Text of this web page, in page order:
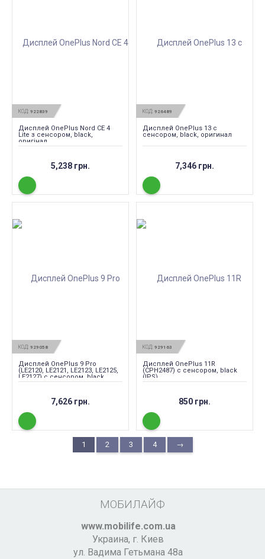
КОД: 922839
Дисплей OnePlus Nord CE 4
Lite з сенсором, black,
оригінал
5,238 грн.
КОД: 926489
Дисплей OnePlus 13 c
сенсором, black, оригинал
7,346 грн.
КОД: 929058
Дисплей OnePlus 9 Pro
(LE2120, LE2121, LE2123, LE2125,
LE2127) с сенсором, black
(original PRC)
7,626 грн.
КОД: 929163
Дисплей OnePlus 11R
(CPH2487) с сенсором, black
(IPS)
850 грн.
1 2 3 4 →
МОБИЛАЙФ
www.mobilife.com.ua
Украина, г. Киев
ул. Вадима Гетьмана 48а